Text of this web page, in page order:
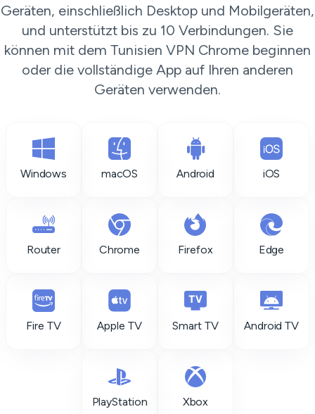
Geräten, einschließlich Desktop und Mobilgeräten,
und unterstützt bis zu 10 Verbindungen. Sie
können mit dem Tunisien VPN Chrome beginnen
oder die vollständige App auf Ihren anderen
Geräten verwenden.
Windows macOS Android iOS
Router Chrome Firefox Edge
Fire TV Apple TV Smart TV Android TV
PlayStation Xbox